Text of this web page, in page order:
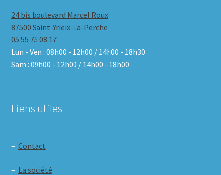
24 bis boulevard Marcel Roux
87500 Saint-Yrieix-La-Perche
05 55 75 08 17
Lun - Ven : 08h00 - 12h00 / 14h00 - 18h30
Sam : 09h00 - 12h00 / 14h00 - 18h00
Liens utiles
– Contact
– La société